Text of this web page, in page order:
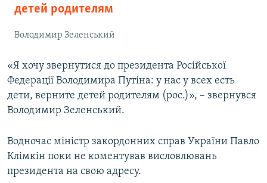
детей родителям
Володимир Зеленський
«Я хочу звернутися до президента Російської
Федерації Володимира Путіна: у нас у всех есть
дети, верните детей родителям (рос.)», – звернувся
Володимир Зеленський.
Водночас міністр закордонних справ України Павло
Клімкін поки не коментував висловлювань
президента на свою адресу.